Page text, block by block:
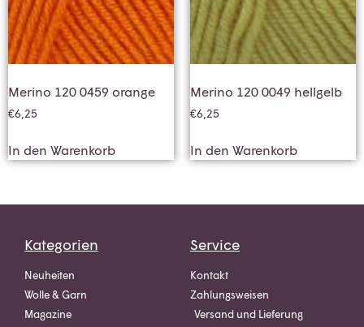
Merino 120 0459 orange
€6,25
In den Warenkorb
Merino 120 0049 hellgelb
€6,25
In den Warenkorb
Kategorien
Neuheiten
Wolle & Garn
Magazine
Service
Kontakt
Zahlungsweisen
Versand und Lieferung